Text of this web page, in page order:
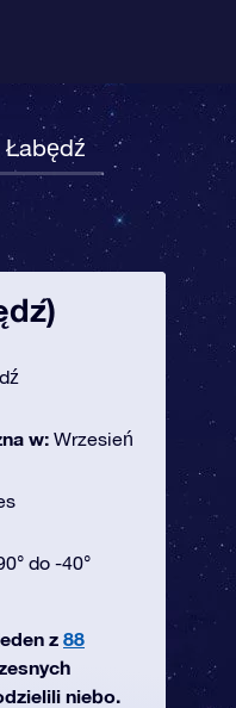
w: Wrzesień
do -40°
z 88
niebo.